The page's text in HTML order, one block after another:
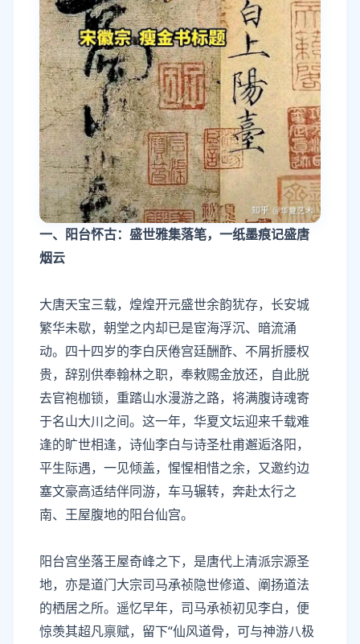
一、阳台怀古：盛世雅集落笔，一纸墨痕记盛唐
烟云
大唐天宝三载，煌煌开元盛世余韵犹存，长安城
繁华未歇，朝堂之内却已是宦海浮沉、暗流涌
动。四十四岁的李白厌倦宫廷酬酢、不屑折腰权
贵，辞别供奉翰林之职，奉敕赐金放还，自此脱
去官袍枷锁，重踏山水漫游之路，将满腹诗魂寄
于名山大川之间。这一年，华夏文坛迎来千载难
逢的旷世相逢，诗仙李白与诗圣杜甫邂逅洛阳，
平生际遇，一见倾盖，惺惺相惜之余，又邀约边
塞文豪高适结伴同游，车马辗转，奔赴太行之
南、王屋腹地的阳台仙宫。
阳台宫坐落王屋奇峰之下，是唐代上清派宗源圣
地，亦是道门大宗司马承祯隐世修道、阐扬道法
的栖居之所。遥忆早年，司马承祯初见李白，便
惊羡其超凡禀赋，留下“仙风道骨，可与神游八极